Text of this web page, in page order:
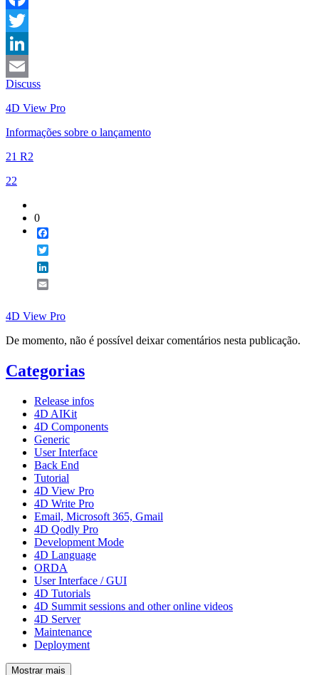
Facebook
Twitter
LinkedIn
Email
Discuss
4D View Pro
Informações sobre o lançamento
21 R2
22
0
4D View Pro
De momento, não é possível deixar comentários nesta publicação.
Categorias
Release infos
4D AIKit
4D Components
Generic
User Interface
Back End
Tutorial
4D View Pro
4D Write Pro
Email, Microsoft 365, Gmail
4D Qodly Pro
Development Mode
4D Language
ORDA
User Interface / GUI
4D Tutorials
4D Summit sessions and other online videos
4D Server
Maintenance
Deployment
Mostrar mais